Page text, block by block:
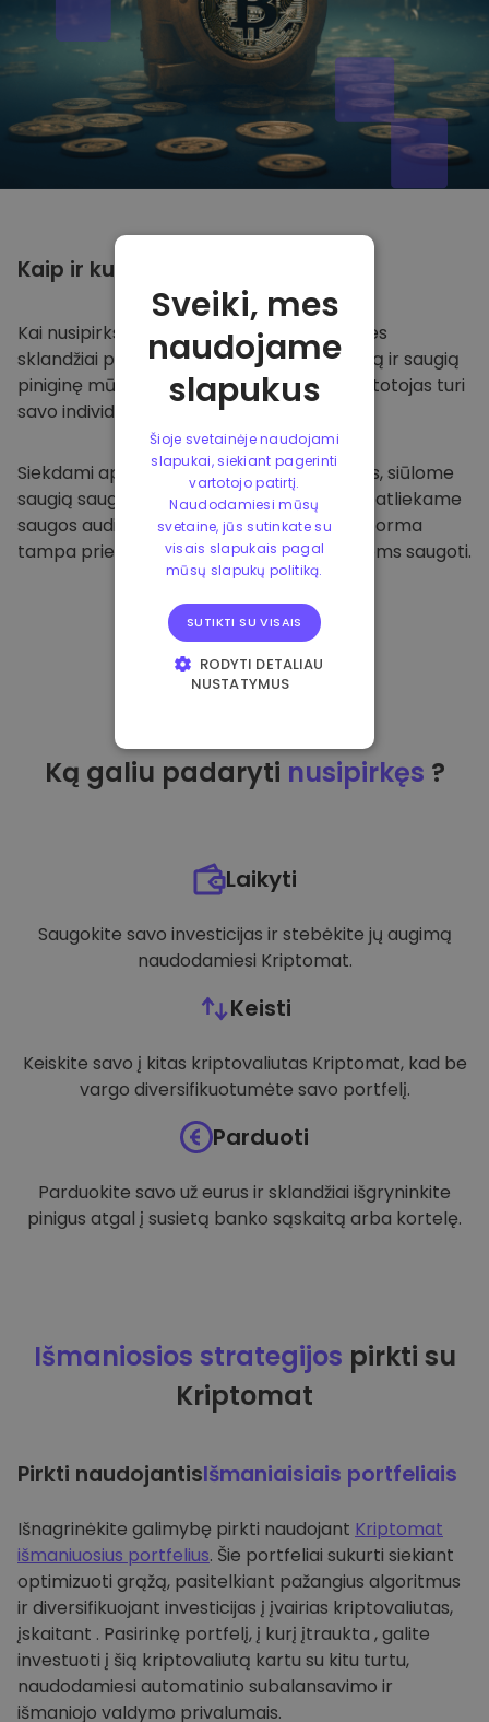
Kaip ir kur
Kai nusipirksite Kriptomat platformoje
, mes
sklandžiai pervesime valiutą į jūsų specialią ir saugią
piniginę mūsų platformoje. Kiekvienas vartotojas turi
savo individualią piniginę.
Siekdami apsaugoti savo klientus ir jų lėšas, siūlome
saugią saugyklą neprisijungus ir reguliariai atliekame
saugos auditus. Dėl šio požiūrio mūsų platforma
tampa prieglobsčiu ir kitoms kriptovaliutoms saugoti.
Ką galiu padaryti nusipirkęs ?
Laikyti
Saugokite savo investicijas ir stebėkite jų augimą
naudodamiesi Kriptomat.
Keisti
Keiskite savo į kitas kriptovaliutas Kriptomat, kad be
vargo diversifikuotumėte savo portfelį.
Parduoti
Parduokite savo už eurus ir sklandžiai išgryninkite
pinigus atgal į susietą banko sąskaitą arba kortelę.
Išmaniosios strategijos pirkti su
Kriptomat
Pirkti naudojantisIšmaniaisiais portfeliais
Išnagrinėkite galimybę pirkti naudojant Kriptomat
išmaniuosius portfelius. Šie portfeliai sukurti siekiant
optimizuoti grąžą, pasitelkiant pažangius algoritmus
ir diversifikuojant investicijas į įvairias kriptovaliutas,
įskaitant . Pasirinkę portfelį, į kurį įtraukta , galite
investuoti į šią kriptovaliutą kartu su kitu turtu,
naudodamiesi automatinio subalansavimo ir
išmaniojo valdymo privalumais.
Sveiki, mes
naudojame
slapukus
Šioje svetainėje naudojami
slapukai, siekiant pagerinti
vartotojo patirtį.
Naudodamiesi mūsų
svetaine, jūs sutinkate su
visais slapukais pagal
mūsų slapukų politiką.
SUTIKTI SU VISAIS
RODYTI DETALIAU
NUSTATYMUS
VEIKIMĄ GERINANTYS